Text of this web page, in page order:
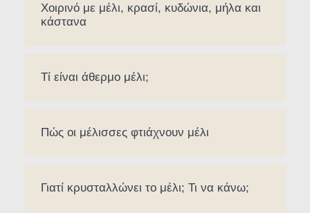
Χοιρινό με μέλι, κρασί, κυδώνια, μήλα και
κάστανα
Τί είναι άθερμο μέλι;
Πώς οι μέλισσες φτιάχνουν μέλι
Γιατί κρυσταλλώνει το μέλι; Τι να κάνω;